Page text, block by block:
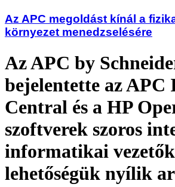
Az APC megoldást kínál a
környezet menedzselésére
Az APC by
bejelentette az
Central és a HP
szoftverek szoros
informatikai
lehetőségük nyílik